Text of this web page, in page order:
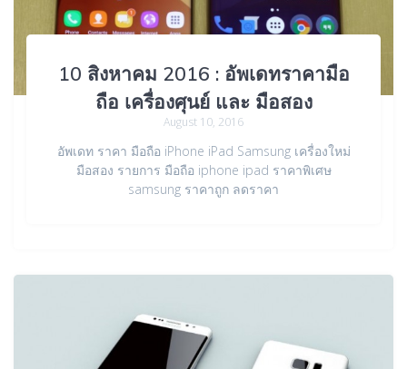
10 สิงหาคม 2016 : อัพเดทราคามือ
ถือ เครื่องศุนย์ และ มือสอง
August 10, 2016
อัพเดท ราคา มือถือ iPhone iPad Samsung เครื่องใหม่
มือสอง รายการ มือถือ iphone ipad ราคาพิเศษ
samsung ราคาถูก ลดราคา